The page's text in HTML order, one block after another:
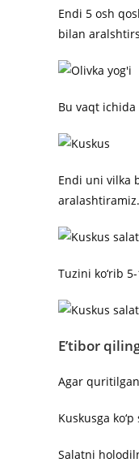
Endi 5 osh
bilan
Bu vaqt
Endi uni vilka
aralashtiramiz.
Tuzini ko‘rib
E’tibor
Agar
Kuskusga
Salatni